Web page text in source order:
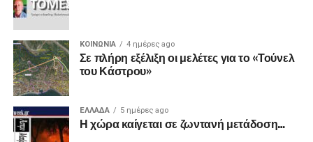
ΚΟΙΝΩΝΙΑ 4 ημέρες ago
Σε πλήρη εξέλιξη οι μελέτες για το «Τούνελ
του Κάστρου»
ΕΛΛΑΔΑ 5 ημέρες ago
Η χώρα καίγεται σε ζωντανή μετάδοση…